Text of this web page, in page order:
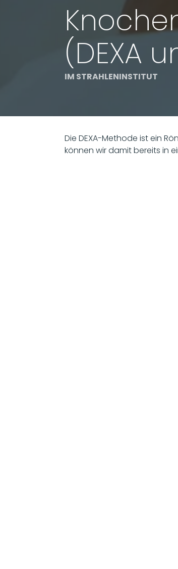
(DEXA
IM STRAHLENINSTITUT
Die DEXA-Methode ist ein
können wir damit bereits in